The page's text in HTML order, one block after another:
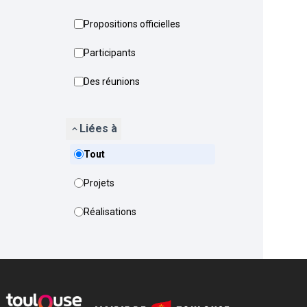
Propositions officielles
Participants
Des réunions
Liées à
Tout
Projets
Réalisations